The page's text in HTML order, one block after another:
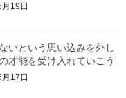
19日
いという思い込みを外し
才能を受け入れていこう
17日